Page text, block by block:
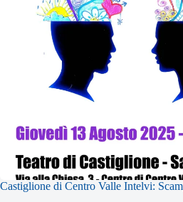
Castiglione di Centro Valle Intelvi: